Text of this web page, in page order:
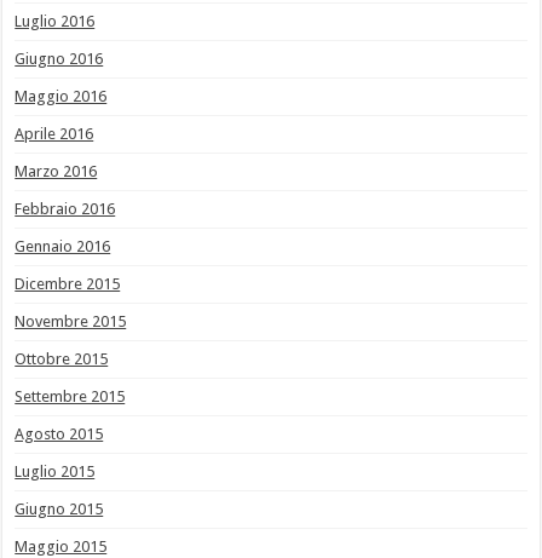
Luglio 2016
Giugno 2016
Maggio 2016
Aprile 2016
Marzo 2016
Febbraio 2016
Gennaio 2016
Dicembre 2015
Novembre 2015
Ottobre 2015
Settembre 2015
Agosto 2015
Luglio 2015
Giugno 2015
Maggio 2015